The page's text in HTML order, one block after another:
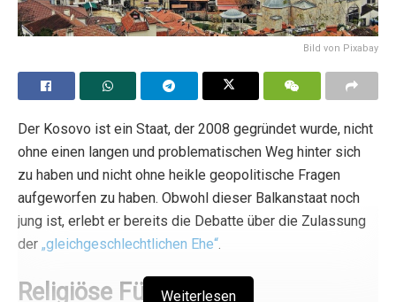
Bild von Pixabay
Der Kosovo ist ein Staat, der 2008 gegründet wurde, nicht
ohne einen langen und problematischen Weg hinter sich
zu haben und nicht ohne heikle geopolitische Fragen
aufgeworfen zu haben. Obwohl dieser Balkanstaat noch
jung ist, erlebt er bereits die Debatte über die Zulassung
der „gleichgeschlechtlichen Ehe“.
Religiöse FührerWeiterlesen